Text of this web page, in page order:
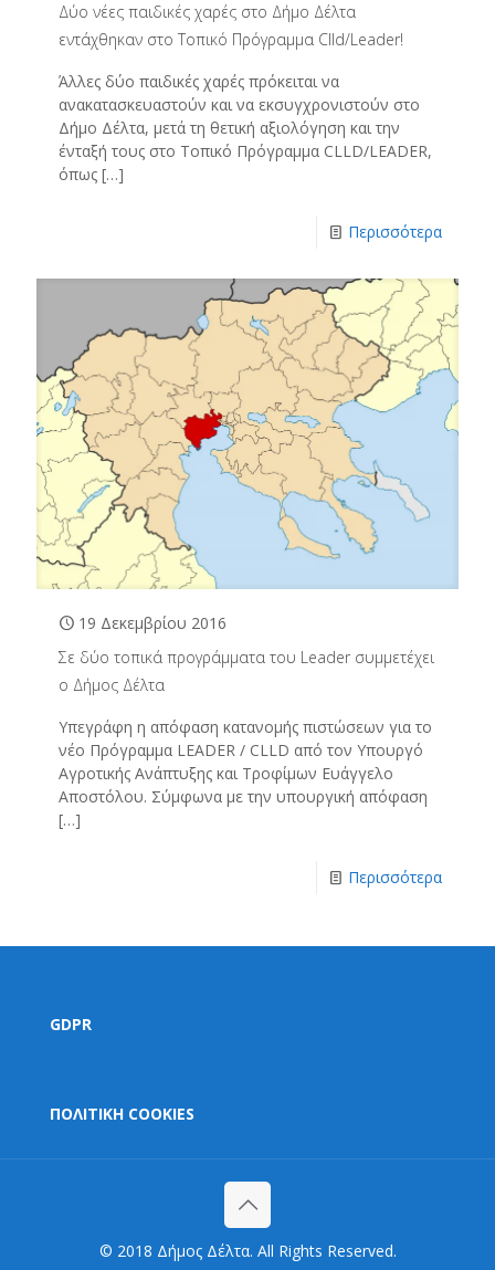
Δύο νέες παιδικές χαρές στο Δήμο Δέλτα
εντάχθηκαν στο Τοπικό Πρόγραμμα Clld/Leader!
Άλλες δύο παιδικές χαρές πρόκειται να
ανακατασκευαστούν και να εκσυγχρονιστούν στο
Δήμο Δέλτα, μετά τη θετική αξιολόγηση και την
ένταξή τους στο Τοπικό Πρόγραμμα CLLD/LEADER,
όπως […]
Περισσότερα
19 Δεκεμβρίου 2016
Σε δύο τοπικά προγράμματα του Leader συμμετέχει
ο Δήμος Δέλτα
Υπεγράφη η απόφαση κατανομής πιστώσεων για το
νέο Πρόγραμμα LEADER / CLLD από τον Υπουργό
Αγροτικής Ανάπτυξης και Τροφίμων Ευάγγελο
Αποστόλου. Σύμφωνα με την υπουργική απόφαση
[…]
Περισσότερα
GDPR
ΠΟΛΙΤΙΚΗ COOKIES
© 2018 Δήμος Δέλτα. All Rights Reserved.